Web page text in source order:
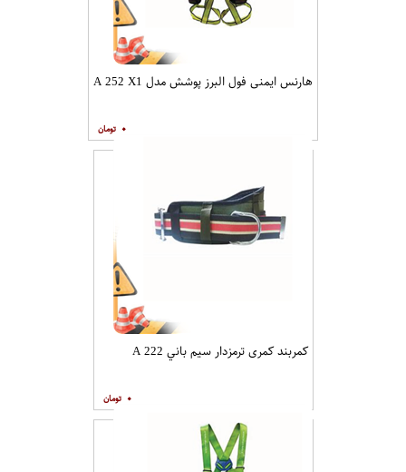
هارنس ایمنی فول البرز پوشش مدل A 252 X1
۰
کمربند کمری ترمزدار سيم باني A 222
۰